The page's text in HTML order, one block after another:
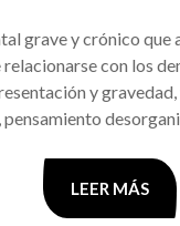
grave y crónico que
con los
y
LEER MÁS